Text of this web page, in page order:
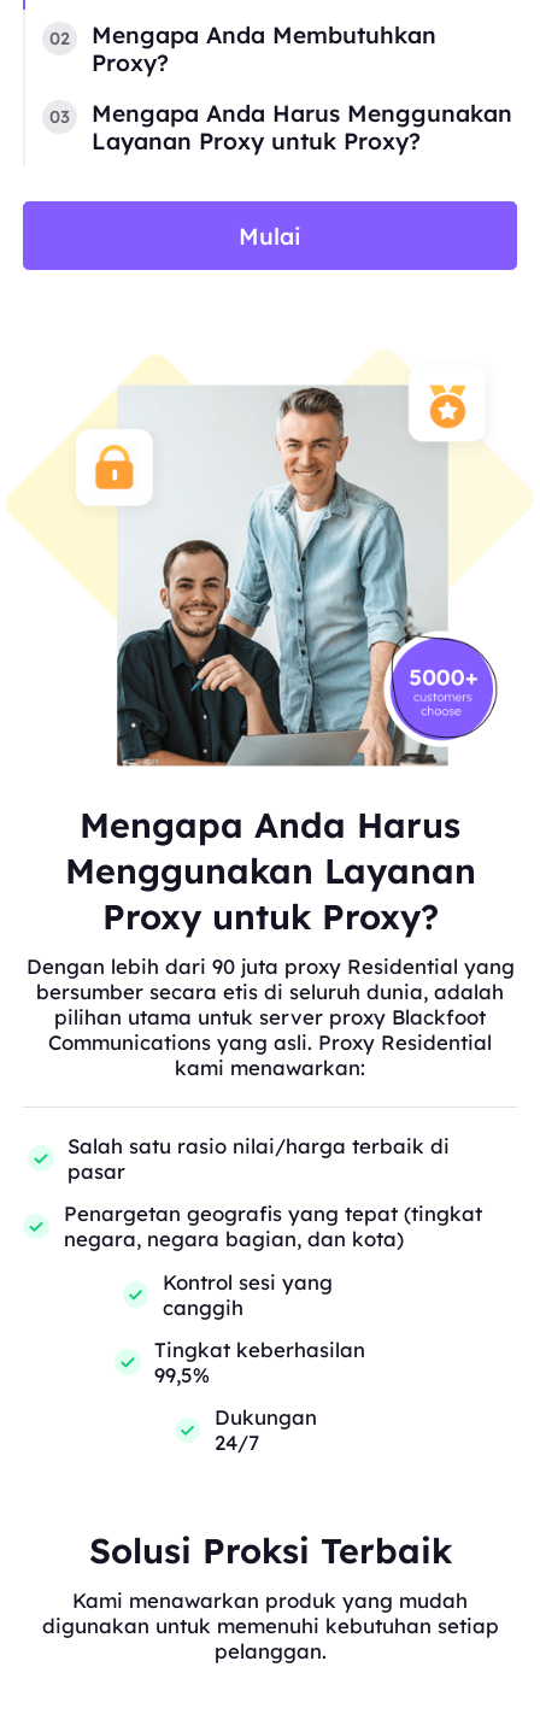
02
Mengapa Anda Membutuhkan
Proxy?
03
Mengapa Anda Harus Menggunakan
Layanan Proxy untuk Proxy?
Mulai
Mengapa Anda Harus
Menggunakan Layanan
Proxy untuk Proxy?
Dengan lebih dari 90 juta proxy Residential yang
bersumber secara etis di seluruh dunia, adalah
pilihan utama untuk server proxy Blackfoot
Communications yang asli. Proxy Residential
kami menawarkan:
Salah satu rasio nilai/harga terbaik di
pasar
Penargetan geografis yang tepat (tingkat
negara, negara bagian, dan kota)
Kontrol sesi yang
canggih
Tingkat keberhasilan
99,5%
Dukungan
24/7
Solusi Proksi Terbaik
Kami menawarkan produk yang mudah
digunakan untuk memenuhi kebutuhan setiap
pelanggan.